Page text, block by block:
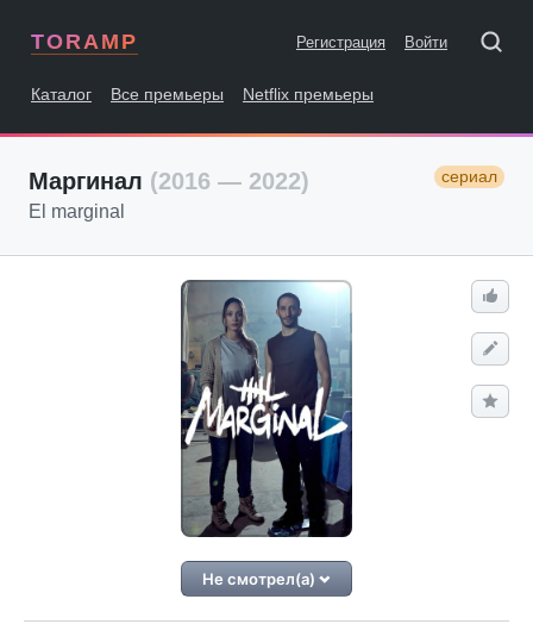
TORAMP Регистрация Войти
Каталог Все премьеры Netflix премьеры
Маргинал (2016 — 2022) сериал
El marginal
Не смотрел(а)